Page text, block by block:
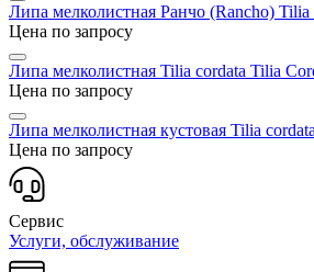
Липа мелколистная Ранчо (Rancho) Tilia
Цена по запросу
Липа мелколистная Tilia cordata Tilia
Цена по запросу
Липа мелколистная кустовая Tilia cordata
Цена по запросу
Сервис
Услуги, обслуживание